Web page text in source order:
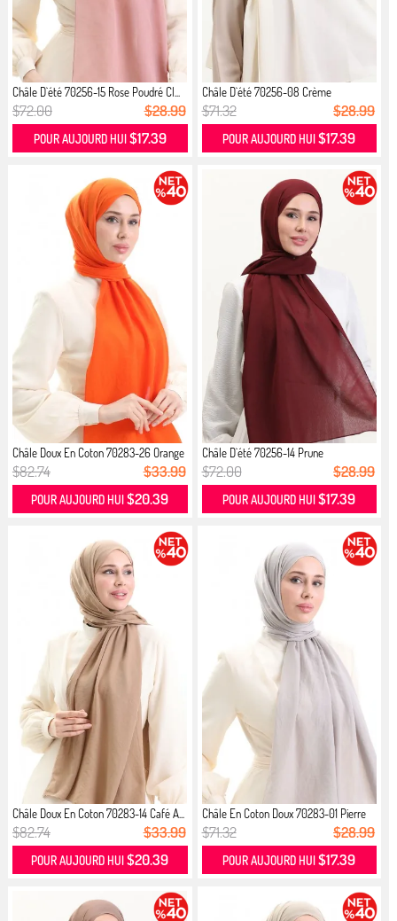
Châle D`été 70256-15 Rose Poudré Cl...
$72.00 $28.99
POUR AUJOURD HUI $17.39
Châle D`été 70256-08 Crème
$71.32 $28.99
POUR AUJOURD HUI$17.39
Châle Doux En Coton 70283-26 Orange
$82.74 $33.99
POUR AUJOURD HUI$20.39
Châle D`été 70256-14 Prune
$72.00 $28.99
POUR AUJOURD HUI$17.39
Châle Doux En Coton 70283-14 Café A...
$82.74 $33.99
POUR AUJOURD HUI$20.39
Châle En Coton Doux 70283-01 Pierre
$71.32 $28.99
POUR AUJOURD HUI$17.39